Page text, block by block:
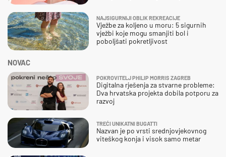
NOVAC
POKROVITELJ PHILIP MORRIS ZAGREB
Digitalna rješenja za stvarne probleme:
Dva hrvatska projekta dobila potporu za
razvoj
TREĆI UNIKATNI BUGATTI
Nazvan je po vrsti srednjovjekovnog
viteškog konja i visok samo metar
NAJSIGURNIJI OBLIK REKREACIJE
Vježbe za koljeno u moru: 5 sigurnih
vježbi koje mogu smanjiti bol i
poboljšati pokretljivost